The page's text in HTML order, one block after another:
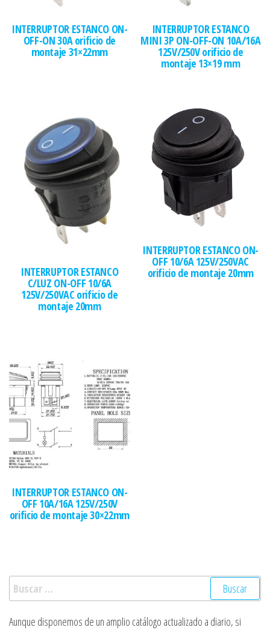
INTERRUPTOR ESTANCO ON-
OFF-ON 30A orificio de
montaje 31×22mm
INTERRUPTOR ESTANCO
MINI 3P ON-OFF-ON 10A/16A
125V/250V orificio de
montaje 13×19 mm
INTERRUPTOR ESTANCO
C/LUZ ON-OFF 10/6A
125V/250VAC orificio de
montaje 20mm
INTERRUPTOR ESTANCO ON-
OFF 10/6A 125V/250VAC
orificio de montaje 20mm
INTERRUPTOR ESTANCO ON-
OFF 10A/16A 125V/250V
orificio de montaje 30×22mm
Buscar:
Aunque disponemos de un amplio catálogo actualizado a diario, si